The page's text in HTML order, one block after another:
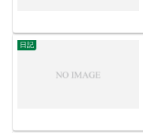
日記